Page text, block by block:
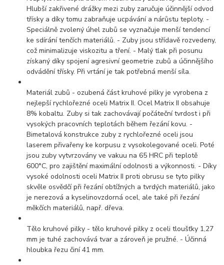
Hlubší zakřivené drážky mezi zuby zaručuje účinnější odvod
třísky a díky tomu zabraňuje ucpávání a nárůstu teploty. -
Speciálně zvolený úhel zubů se vyznačuje menší tendencí
ke sdírání tenčích materiálů. - Zuby jsou střídavě rozvedeny,
což minimalizuje viskozitu a tření. - Malý tlak při posunu
získaný díky spojení agresivní geometrie zubů a účinnějšího
odvádění třísky. Při vrtání je tak potřebná menší síla.
Materiál zubů - ozubená část kruhové pilky je vyrobena z
nejlepší rychlořezné oceli Matrix II. Ocel Matrix II obsahuje
8% kobaltu. Zuby si tak zachovávají počáteční tvrdost i při
vysokých pracovních teplotách během řezání kovu. -
Bimetalová konstrukce zuby z rychlořezné oceli jsou
laserem přivařeny ke korpusu z vysokolegované oceli. Poté
jsou zuby vytvrzovány ve vakuu na 65 HRC při teplotě
600°C, pro zajištění maximální odolnosti a výkonnosti. - Díky
vysoké odolnosti oceli Matrix II proti obrusu se tyto pilky
skvěle osvědčí při řezání obtížných a tvrdých materiálů, jako
je nerezová a kyselinovzdorná ocel, ale také při řezání
měkčích materiálů, např. dřeva.
Tělo kruhové pilky - tělo kruhové pilky z oceli tloušťky 1,27
mm je tuhé zachovává tvar a zároveň je pružné. - Účinná
hloubka řezu činí 41 mm.